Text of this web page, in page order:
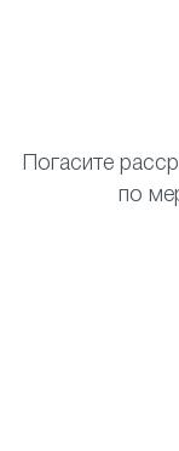
Погасите
по